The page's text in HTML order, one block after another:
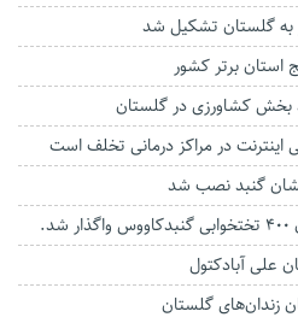
به گلستان تشکیل شد
استان برتر کشور
اینترنت در مراکز درمانی تخلف است
گنبد نصب شد
علی آبادکتول